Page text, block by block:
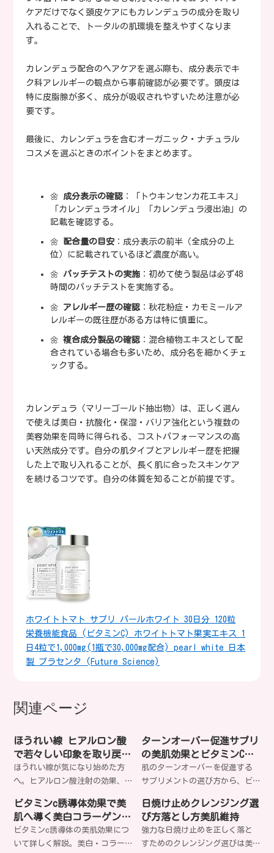
ケアだけでなく頭皮ケアにもカレンデュラの成分を取り
入れることで、トータルの肌環境を整えやすくなりま
す。
カレンデュラ配合のヘアケアを選ぶ際も、成分表示でキ
ク科アレルギーの観点から事前確認が必要です。頭皮は
特に皮脂腺が多く、成分が吸収されやすいため注意が必
要です。
最後に、カレンデュラを含むオーガニック・ナチュラル
コスメを選ぶときのポイントをまとめます。
🌼 成分表示の確認 ：「トウキンセンカ花エキス」
「カレンデュラオイル」「カレンデュラ浸出油」の
記載を確認する。
🌼 配合量の目安 ：成分表示の前半（全成分の上
位）に記載されているほど濃度が高い。
🌼パッチテストの実施 ：初めて使う製品は必ず48
時間のパッチテストを実施する。
🌼 アレルギー歴の確認 ：秋花粉症・カモミールア
レルギーの既往歴がある方は特に慎重に。
🌼複合成分製品の確認 ：混合植物エキスとして配
合されている場合も多いため、成分名を細かくチェ
ックする。
カレンデュラ（マリーゴールド抽出物）は、正しく選ん
で使えば美白・抗酸化・保湿・バリア強化という複数の
美容効果を同時に得られる、コストパフォーマンスの高
い天然成分です。自分の肌タイプとアレルギー歴を把握
した上で取り入れることが、長く肌に合ったスキンケア
を続けるコツです。自分の体質を知ることが前提です。
ホワイトトマト サプリ パールホワイト 30日分 120粒
栄養機能食品 (ビタミンC) ホワイトトマト果実エキス 1
日4粒で1,000mg(1瓶で30,000mg配合) pearl white 日本
製 プラセンタ (Future Science)
関連ページ
ほうれい線 ヒアルロン酸
で若々しい印象を取り戻す
完全ガイド
ほうれい線が気になり始めた方
へ。ヒアルロン酸注射の効果、
解説。自然な仕上がりで年齢を
感じさせない美肌を手に入れま
せんか？
ターンオーバー促進サプリ
の美肌効果とビタミンC・
亜鉛の選び方
肌のターンオーバーを促進する
サプリメントの選び方から、ビ
で詳しく解説。美肌を目指す女
性におすすめの栄養素と摂取方
法をご紹介します。どのサプリ
があなたの肌質に最適なのでし
ビタミンc誘導体効果で美
肌へ導く美白コラーゲン促
進毛穴引き締め
ビタミンc誘導体の美肌効果につ
いて詳しく解説。美白・コラー
日焼け止めクレンジング選
び方落とし方美肌維持
強力な日焼け止めを正しく落と
すためのクレンジング選びは美